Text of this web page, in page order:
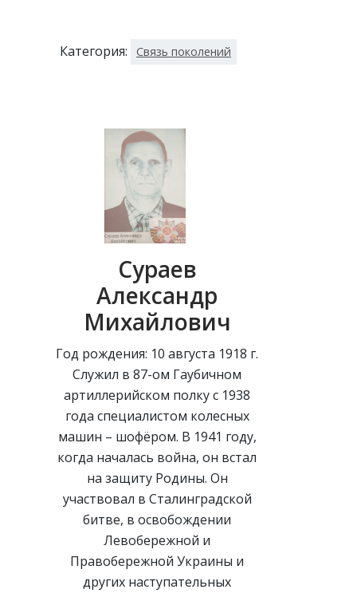
Категория: Связь поколений
Сураев
Александр
Михайлович
Год рождения: 10 августа 1918 г.
Служил в 87-ом Гаубичном
артиллерийском полку с 1938
года специалистом колесных
машин – шофёром. В 1941 году,
когда началась война, он встал
на защиту Родины. Он
участвовал в Сталинградской
битве, в освобождении
Левобережной и
Правобережной Украины и
других наступательных